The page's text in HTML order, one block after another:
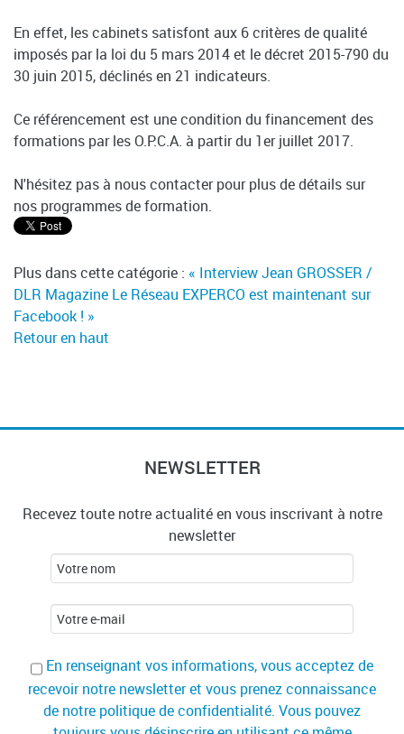
En effet, les cabinets satisfont aux 6 critères de qualité
imposés par la loi du 5 mars 2014 et le décret 2015-790 du
30 juin 2015, déclinés en 21 indicateurs.
Ce référencement est une condition du financement des
formations par les O.P.C.A. à partir du 1er juillet 2017.
N'hésitez pas à nous contacter pour plus de détails sur
nos programmes de formation.
Plus dans cette catégorie : « Interview Jean GROSSER /
DLR Magazine Le Réseau EXPERCO est maintenant sur
Facebook ! »
Retour en haut
NEWSLETTER
Recevez toute notre actualité en vous inscrivant à notre
newsletter
En renseignant vos informations, vous acceptez de
recevoir notre newsletter et vous prenez connaissance
de notre politique de confidentialité. Vous pouvez